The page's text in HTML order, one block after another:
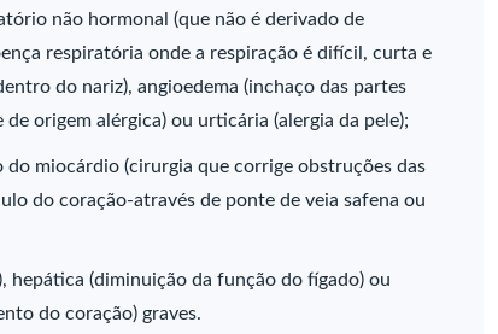
não hormonal (que não é derivado de
respiratória onde a respiração é difícil, curta e
do nariz), angioedema (inchaço das partes
origem alérgica) ou urticária (alergia da pele);
miocárdio (cirurgia que corrige obstruções das
do coração-através de ponte de veia safena ou
hepática (diminuição da função do fígado) ou
do coração) graves.